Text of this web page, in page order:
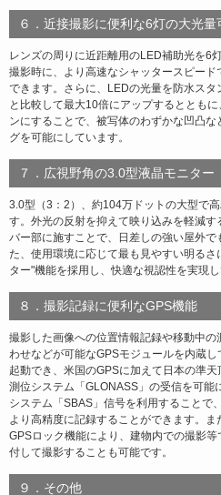
６．近接撮影に便利な6灯の大光量
レンズの周りに近距離用のLED補助光を6
撮影時に、より高速なシャッタースピー
できます。さらに、LEDの光量を防水スタ
と比較して最大10倍にアップするととも
ンにすることで、被写体のわずかな凹凸
グを可能にしています。
７．広視野角の3.0型液晶モニター
3.0型（3：2）、約104万ドットの大型で
す。外光の反射を抑えて映り込みを軽減
バー部に施すことで、日差しの強い屋外で
た、使用環境に応じて最も見やすい明る
ター"機能を採用し、快適な視認性を実現し
８．撮影記録に便利なGPS機能
撮影した画像への位置情報記録や移動中
わせなどが可能なGPSモジュールを内蔵
起動でき、米国のGPSに加えて日本の準
測位システム「GLONASS」の受信を可能
システム「SBAS」信号を利用することで
より高精度に記録することができます。
GPSロック機能により、建物内での撮影
付して撮影することも可能です。
９．その他